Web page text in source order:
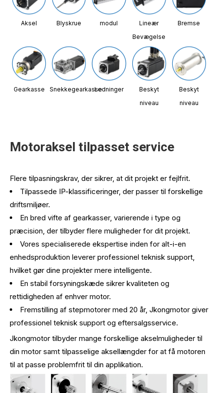
Aksel Blyskrue modul
Lineær
Bevægelse
Bremse
Gearkasse SnekkegearkasseLedninger
Beskyt
niveau
Beskyt
niveau
Motoraksel tilpasset service
Flere tilpasningskrav, der sikrer, at dit projekt er fejlfrit.
Tilpassede IP-klassificeringer, der passer til forskellige
driftsmiljøer.
En bred vifte af gearkasser, varierende i type og
præcision, der tilbyder flere muligheder for dit projekt.
Vores specialiserede ekspertise inden for alt-i-en
enhedsproduktion leverer professionel teknisk support,
hvilket gør dine projekter mere intelligente.
En stabil forsyningskæde sikrer kvaliteten og
rettidigheden af ​​enhver motor.
Fremstilling af stepmotorer med 20 år, Jkongmotor giver
professionel teknisk support og eftersalgsservice.
Jkongmotor tilbyder mange forskellige akselmuligheder til
din motor samt tilpasselige aksellængder for at få motoren
til at passe problemfrit til din applikation.